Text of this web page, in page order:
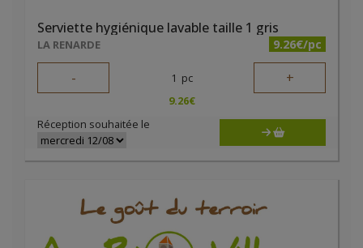
Serviette hygiénique lavable taille 1 gris
LA RENARDE 9.26€/pc
- 1 pc +
9.26€
Réception souhaitée le